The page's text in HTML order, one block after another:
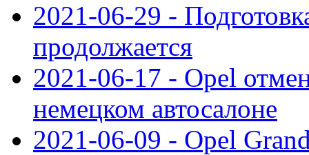
2021-06-29 -
продолжается
2021-06-17 - Opel
немецком автосалоне
2021-06-09 - Opel